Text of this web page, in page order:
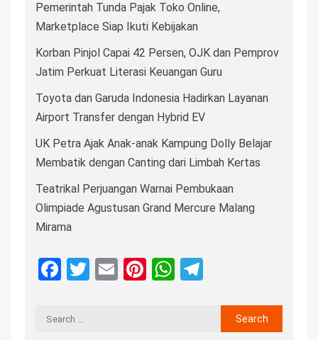
Pemerintah Tunda Pajak Toko Online,
Marketplace Siap Ikuti Kebijakan
Korban Pinjol Capai 42 Persen, OJK dan Pemprov
Jatim Perkuat Literasi Keuangan Guru
Toyota dan Garuda Indonesia Hadirkan Layanan
Airport Transfer dengan Hybrid EV
UK Petra Ajak Anak-anak Kampung Dolly Belajar
Membatik dengan Canting dari Limbah Kertas
Teatrikal Perjuangan Warnai Pembukaan
Olimpiade Agustusan Grand Mercure Malang
Mirama
Facebook
Twitter
EmailPinterest
WhatsApp